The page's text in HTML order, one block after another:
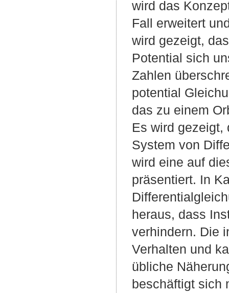
wird das
Fall erweitert
wird gezeigt,
Potential sich
Zahlen
potential
das zu einem
Es wird
System von
wird eine auf
präsentiert. In
heraus, dass
verhindern. Die
Verhalten und
übliche
beschäftigt sich